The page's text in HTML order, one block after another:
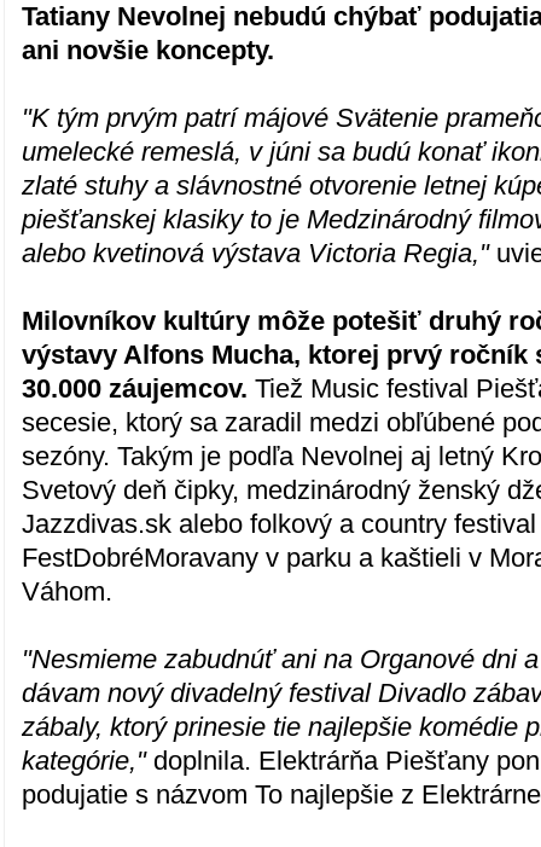
Tatiany Nevolnej nebudú chýbať
ani novšie koncepty.
"K tým prvým patrí májové Svätenie
umelecké remeslá, v júni sa budú konať
zlaté stuhy a slávnostné otvorenie letnej
piešťanskej klasiky to je Medzinárodný
alebo kvetinová výstava Victoria Regia,"
Milovníkov kultúry môže potešiť druhý
výstavy Alfons Mucha, ktorej prvý ročník
30.000 záujemcov.Tiež Music festival
secesie, ktorý sa zaradil medzi obľúbené
sezóny. Takým je podľa Nevolnej aj letný
Svetový deň čipky, medzinárodný ženský
Jazzdivas.sk alebo folkový a country festival
FestDobréMoravany v parku a kaštieli v
Váhom.
"Nesmieme zabudnúť ani na Organové dni
dávam nový divadelný festival Divadlo
zábaly, ktorý prinesie tie najlepšie komédie
kategórie,"doplnila. Elektrárňa Piešťany
podujatie s názvom To najlepšie z